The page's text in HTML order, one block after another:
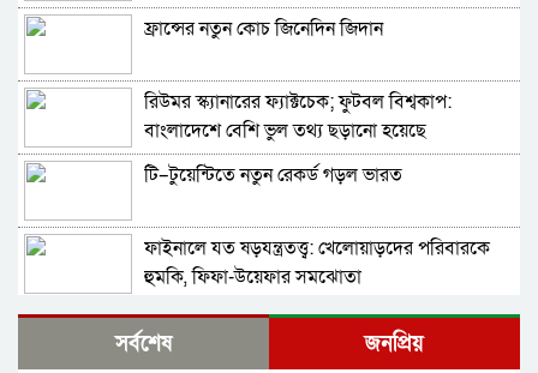
ফ্রান্সের নতুন কোচ জিনেদিন জিদান
রিউমর স্ক্যানারের ফ্যাক্টচেক; ফুটবল বিশ্বকাপ:
বাংলাদেশে বেশি ভুল তথ্য ছড়ানো হয়েছে
আর্জেন্টিনাকে ঘিরে
টি–টুয়েন্টিতে নতুন রেকর্ড গড়ল ভারত
ফাইনালে যত ষড়যন্ত্রতত্ত্ব: খেলোয়াড়দের পরিবারকে
হুমকি, ফিফা-উয়েফার সমঝোতা
বিশ্বকাপের ফাইনালে হেরে ভেঙে পড়া মেসিকে স্ত্রীর
বার্তা
সর্বশেষ জনপ্রিয়